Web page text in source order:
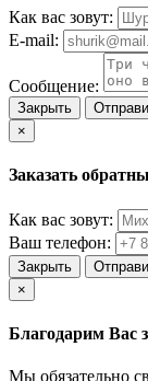
Как вас зовут:
E-mail:
Сообщение:
Закрыть
×
Заказать
Как вас зовут:
Ваш телефон:
Закрыть
×
Благодарим Вас
Мы обязательно